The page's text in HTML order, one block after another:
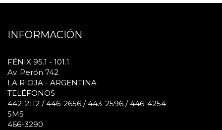
INFORMACIÓN
FÉNIX 95.1 - 101.1
Av. Perón 742
LA RIOJA - ARGENTINA
TELÉFONOS
442-2112 / 446-2656 / 443-2596 / 446-4254
SMS
466-3290